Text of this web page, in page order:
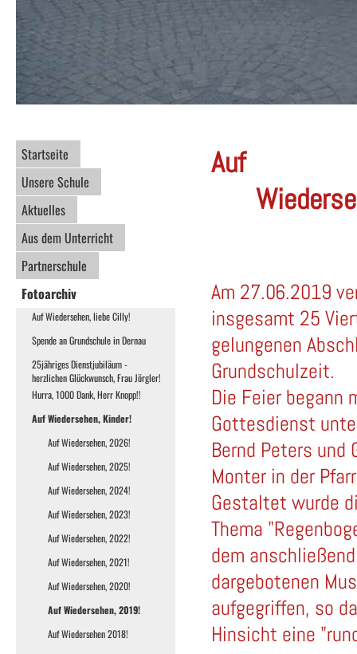
Startseite
Unsere Schule
Aktuelles
Aus dem Unterricht
Partnerschule
Fotoarchiv
Auf Wiedersehen, liebe Cilly!
Spende an Grundschule in Dernau
25jähriges Dienstjubiläum -
herzlichen Glückwunsch, Frau Jörgler!
Hurra, 1000 Dank, Herr Knopp!!
Auf Wiedersehen, Kinder!
Auf Wiedersehen, 2026!
Auf Wiedersehen, 2025!
Auf Wiedersehen, 2024!
Auf Wiedersehen, 2023!
Auf Wiedersehen, 2022!
Auf Wiedersehen, 2021!
Auf Wiedersehen, 2020!
Auf Wiedersehen, 2019!
Auf Wiedersehen 2018!
Auf
Am 27.06.2019
insgesamt 25
gelungenen
Grundschulzeit.
Die Feier begann
Gottesdienst
Bernd Peters und
Monter in der
Gestaltet wurde
Thema
dem
dargebotenen
aufgegriffen, so
Hinsicht eine